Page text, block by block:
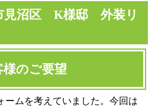
見沼区 K様邸 外装リ
様のご要望
ームを考えていました。今回は